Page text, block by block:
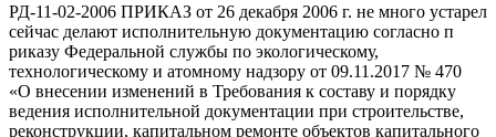
РД-11-02-2006 ПРИКАЗ от 26 декабря 2006 г. не много устарел
сейчас делают исполнительную документацию согласно п
риказу Федеральной службы по экологическому,
технологическому и атомному надзору от 09.11.2017 № 470
«О внесении изменений в Требования к составу и порядку
ведения исполнительной документации при строительстве,
реконструкции, капитальном ремонте объектов капитального